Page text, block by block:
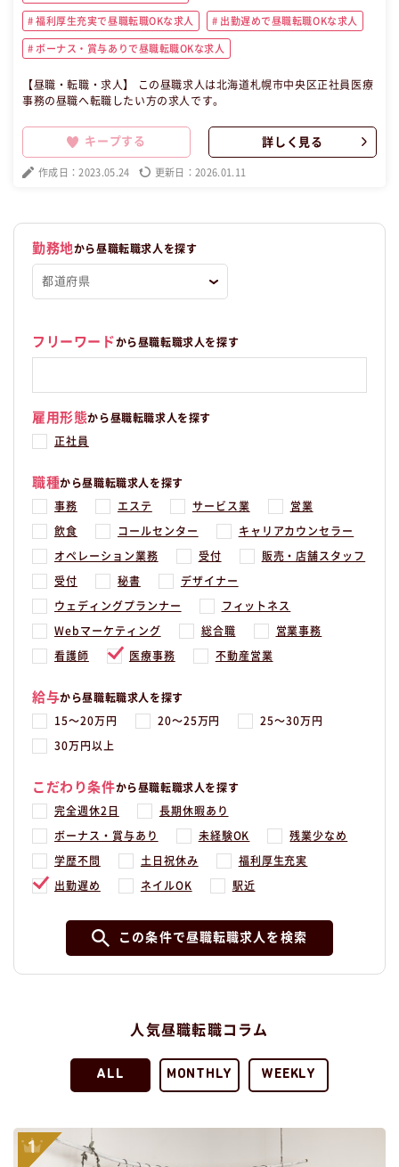
福利厚生充実で昼職転職OKな求人 出勤遅めで昼職転職OKな求人
ボーナス・賞与ありで昼職転職OKな求人
【昼職・転職・求人】 この昼職求人は北海道札幌市中央区正社員医療
事務の昼職へ転職したい方の求人です。
キープする 詳しく見る
作成日：2023.05.24 更新日：2026.01.11
勤務地から昼職転職求人を探す
フリーワードから昼職転職求人を探す
雇用形態から昼職転職求人を探す
正社員
職種から昼職転職求人を探す
事務 エステ サービス業 営業
飲食 コールセンター キャリアカウンセラー
オペレーション業務 受付 販売・店舗スタッフ
受付 秘書 デザイナー
ウェディングプランナー フィットネス
Webマーケティング 総合職 営業事務
看護師 医療事務 不動産営業
給与から昼職転職求人を探す
15〜20万円 20〜25万円 25〜30万円
30万円以上
こだわり条件から昼職転職求人を探す
完全週休2日 長期休暇あり
ボーナス・賞与あり 未経験OK 残業少なめ
学歴不問 土日祝休み 福利厚生充実
出勤遅め ネイルOK 駅近
この条件で昼職転職求人を検索
人気昼職転職コラム
ALL MONTHLY WEEKLY